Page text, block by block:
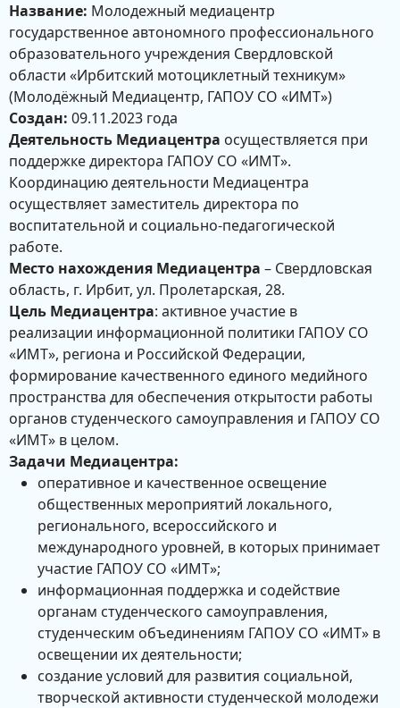
Название: Молодежный медиацентр
государственное автономного профессионального
образовательного учреждения Свердловской
области «Ирбитский мотоциклетный техникум»
(Молодёжный Медиацентр, ГАПОУ СО «ИМТ»)
Создан: 09.11.2023 года
Деятельность Медиацентра осуществляется при
поддержке директора ГАПОУ СО «ИМТ».
Координацию деятельности Медиацентра
осуществляет заместитель директора по
воспитательной и социально-педагогической
работе.
Место нахождения Медиацентра – Свердловская
область, г. Ирбит, ул. Пролетарская, 28.
Цель Медиацентра: активное участие в
реализации информационной политики ГАПОУ СО
«ИМТ», региона и Российской Федерации,
формирование качественного единого медийного
пространства для обеспечения открытости работы
органов студенческого самоуправления и ГАПОУ СО
«ИМТ» в целом.
Задачи Медиацентра:
оперативное и качественное освещение
общественных мероприятий локального,
регионального, всероссийского и
международного уровней, в которых принимает
участие ГАПОУ СО «ИМТ»;
информационная поддержка и содействие
органам студенческого самоуправления,
студенческим объединениям ГАПОУ СО «ИМТ» в
освещении их деятельности;
создание условий для развития социальной,
творческой активности студенческой молодежи